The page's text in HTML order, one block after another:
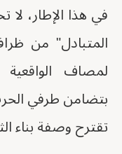
في هذا الإطار، لا
المتبادل" من
لمصاف
بتضامن طرفي
تقترح وصفة بناء